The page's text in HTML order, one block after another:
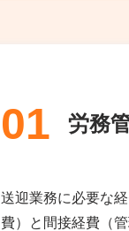
01 労務
送迎業務に必要な
費）と間接経費（